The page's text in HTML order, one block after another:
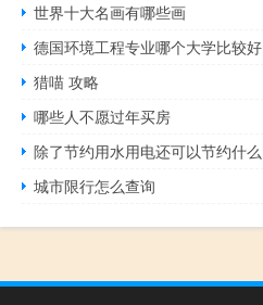
世界十大名画有哪些画
德国环境工程专业哪个大学比较好
猎喵 攻略
哪些人不愿过年买房
除了节约用水用电还可以节约什么
城市限行怎么查询